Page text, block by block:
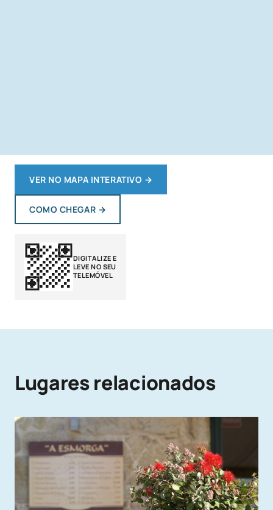
VER NO MAPA INTERATIVO →
COMO CHEGAR →
DIGITALIZE E
LEVE NO SEU
TELEMÓVEL
Lugares relacionados